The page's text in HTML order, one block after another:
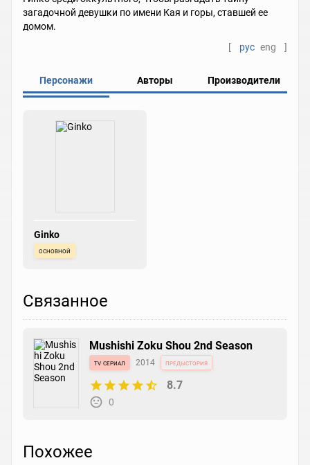
загадочной девушки по имени Кая и горы, ставшей ее
домом.
[
рус eng ]
Персонажи Авторы Производители
Ginko
основной
Связанное
Mushishi Zoku Shou 2nd Season
tv сериал 2014 предыстория
8.7
0
Похожее